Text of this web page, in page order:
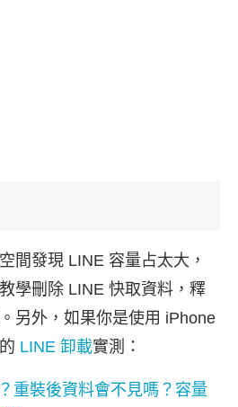
間發現 LINE 容量占太大，
學刪除 LINE 快取資料，釋
另外，如果你是使用 iPhone
LINE 卸載實測：
重裝後資料會不見嗎？容量